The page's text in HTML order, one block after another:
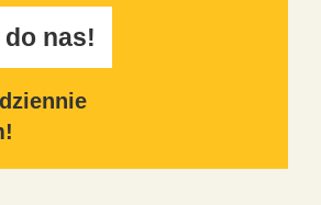
do nas!